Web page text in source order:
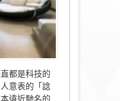
都是科技的
意表的「諗
遠近馳名的